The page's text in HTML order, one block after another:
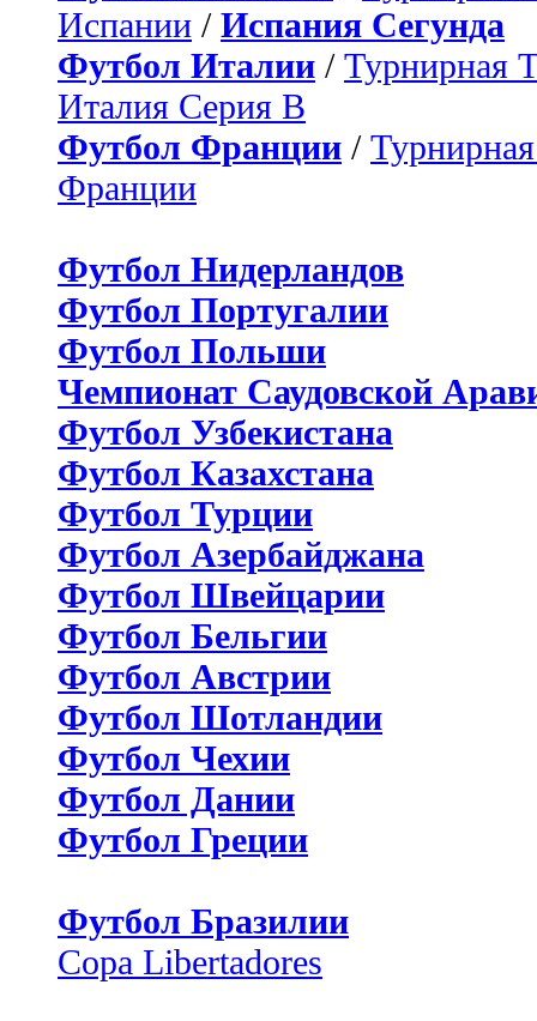
Испании / Испания Сегунда
Футбол Италии / Турнирная
Италия Серия B
Футбол Франции /
Франции
Футбол Нидерландов
Футбол Португалии
Футбол Польши
Чемпионат Саудовской
Футбол Узбекистана
Футбол Казахстана
Футбол Турции
Футбол Азербайджана
Футбол Швейцарии
Футбол Бельгии
Футбол Австрии
Футбол Шотландии
Футбол Чехии
Футбол Дании
Футбол Греции
Футбол Бразилии
Copa Libertadores